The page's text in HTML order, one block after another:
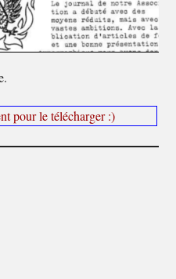
pour le télécharger :)